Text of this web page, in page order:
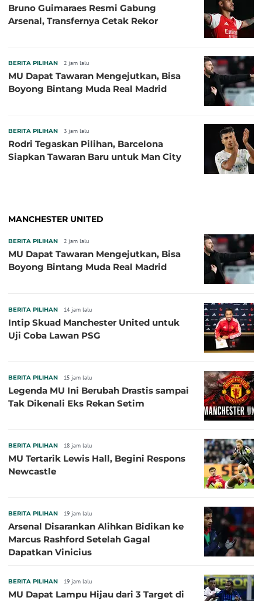
Bruno Guimaraes Resmi Gabung
Arsenal, Transfernya Cetak Rekor
BERITA PILIHAN 2 jam lalu
MU Dapat Tawaran Mengejutkan, Bisa
Boyong Bintang Muda Real Madrid
BERITA PILIHAN 3 jam lalu
Rodri Tegaskan Pilihan, Barcelona
Siapkan Tawaran Baru untuk Man City
MANCHESTER UNITED
BERITA PILIHAN 2 jam lalu
MU Dapat Tawaran Mengejutkan, Bisa
Boyong Bintang Muda Real Madrid
BERITA PILIHAN 14 jam lalu
Intip Skuad Manchester United untuk
Uji Coba Lawan PSG
BERITA PILIHAN 15 jam lalu
Legenda MU Ini Berubah Drastis sampai
Tak Dikenali Eks Rekan Setim
BERITA PILIHAN 18 jam lalu
MU Tertarik Lewis Hall, Begini Respons
Newcastle
BERITA PILIHAN 19 jam lalu
Arsenal Disarankan Alihkan Bidikan ke
Marcus Rashford Setelah Gagal
Dapatkan Vinicius
BERITA PILIHAN 19 jam lalu
MU Dapat Lampu Hijau dari 3 Target di